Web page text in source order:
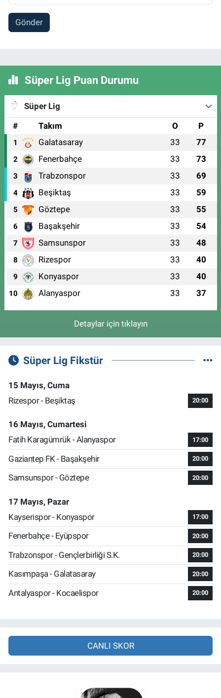
Gönder
Süper Lig Puan Durumu
Süper Lig
#
Takım O P
1 Galatasaray 33 77
2 Fenerbahçe 33 73
3 Trabzonspor 33 69
4 Beşiktaş 33 59
5 Göztepe 33 55
6 Başakşehir 33 54
7 Samsunspor 33 48
8 Rizespor 33 40
9 Konyaspor 33 40
10 Alanyaspor 33 37
Detaylar için tıklayın
Süper Lig Fikstür
15 Mayıs, Cuma
Rizespor - Beşiktaş
20:00
16 Mayıs, Cumartesi
Fatih Karagümrük - Alanyaspor
17:00
Gaziantep FK - Başakşehir 20:00
Samsunspor - Göztepe 20:00
17 Mayıs, Pazar
Kayserispor - Konyaspor
17:00
Fenerbahçe - Eyüpspor 20:00
Trabzonspor - Gençlerbirliği S.K. 20:00
Kasımpaşa - Galatasaray 20:00
Antalyaspor - Kocaelispor 20:00
CANLI SKOR